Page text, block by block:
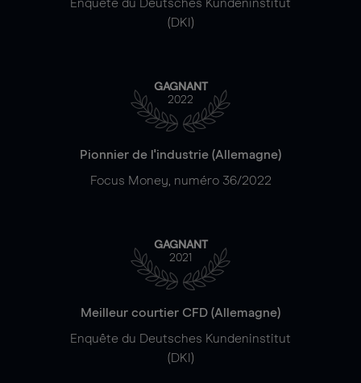
Enquête du Deutsches Kundeninstitut
(DKI)
GAGNANT
2022
Pionnier de l'industrie (Allemagne)
Focus Money, numéro 36/2022
GAGNANT
2021
Meilleur courtier CFD (Allemagne)
Enquête du Deutsches Kundeninstitut
(DKI)